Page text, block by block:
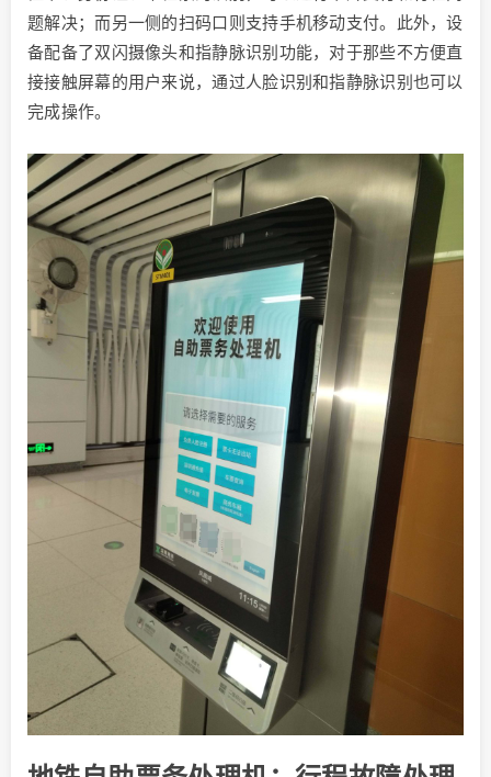
题解决；而另一侧的扫码口则支持手机移动支付。此外，设
备配备了双闪摄像头和指静脉识别功能，对于那些不方便直
接接触屏幕的用户来说，通过人脸识别和指静脉识别也可以
完成操作。